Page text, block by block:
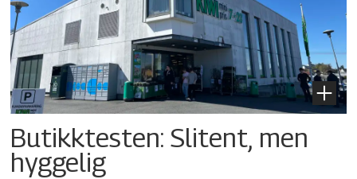
Butikktesten: Slitent, men
hyggelig